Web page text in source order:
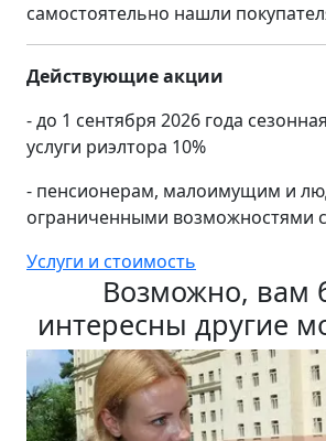
самостоятельно нашли
Действующие акции
- до 1 сентября 2026 года
услуги риэлтора 10%
- пенсионерам, малоимущим и
ограниченными возможностями
Услуги и стоимость
Возможно, вам
интересны другие